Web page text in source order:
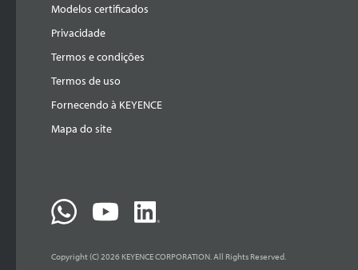
Modelos certificados
Privacidade
Termos e condições
Termos de uso
Fornecendo à KEYENCE
Mapa do site
Copyright (C) 2026 KEYENCE CORPORATION. All Rights Reserved.